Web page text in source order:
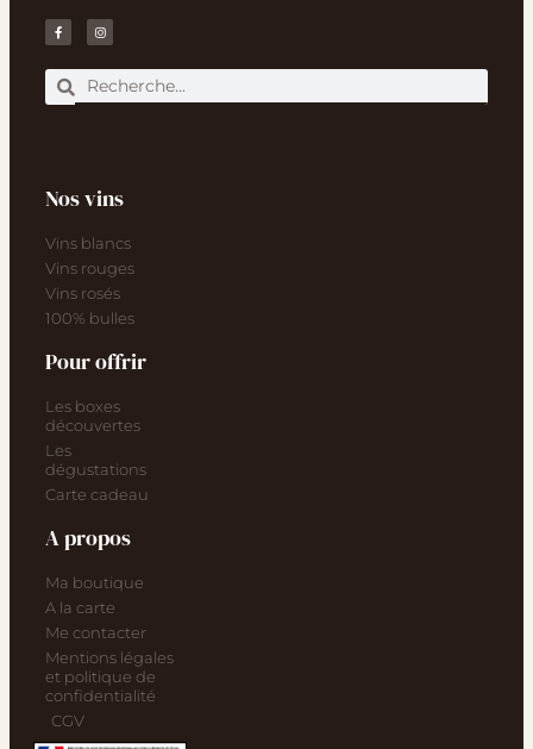
Nos vins
Vins blancs
Vins rouges
Vins rosés
100% bulles
Pour offrir
Les boxes
découvertes
Les
dégustations
Carte cadeau
A propos
Ma boutique
A la carte
Me contacter
Mentions légales
et politique de
confidentialité
CGV